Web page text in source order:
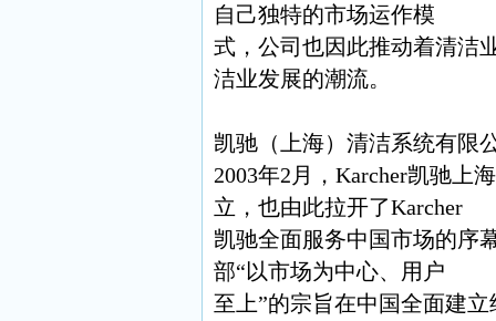
自己独特的市场运作模
式，公司也因此推动着清洁
洁业发展的潮流。
凯驰（上海）清洁系统有
2003年2月，Karcher凯驰上
立，也由此拉开了Karcher
凯驰全面服务中国市场的序
部“以市场为中心、用户
至上”的宗旨在中国全面建